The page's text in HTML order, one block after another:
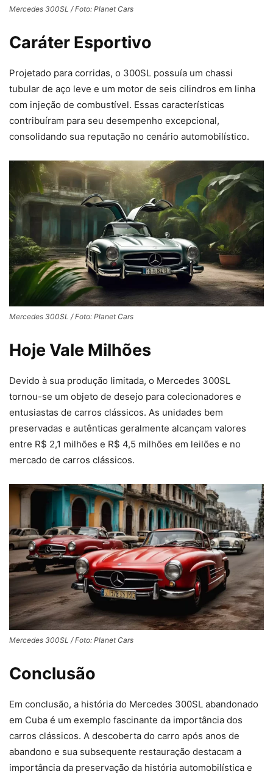
Mercedes 300SL / Foto: Planet Cars
Caráter Esportivo
Projetado para corridas, o 300SL possuía um chassi
tubular de aço leve e um motor de seis cilindros em linha
com injeção de combustível. Essas características
contribuíram para seu desempenho excepcional,
consolidando sua reputação no cenário automobilístico.
Mercedes 300SL / Foto: Planet Cars
Hoje Vale Milhões
Devido à sua produção limitada, o Mercedes 300SL
tornou-se um objeto de desejo para colecionadores e
entusiastas de carros clássicos. As unidades bem
preservadas e autênticas geralmente alcançam valores
entre R$ 2,1 milhões e R$ 4,5 milhões em leilões e no
mercado de carros clássicos.
Mercedes 300SL / Foto: Planet Cars
Conclusão
Em conclusão, a história do Mercedes 300SL abandonado
em Cuba é um exemplo fascinante da importância dos
carros clássicos. A descoberta do carro após anos de
abandono e sua subsequente restauração destacam a
importância da preservação da história automobilística e